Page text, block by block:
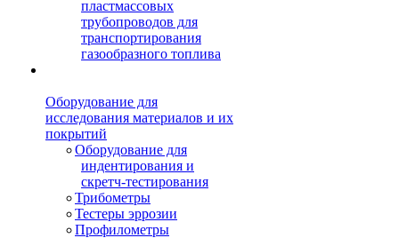
пластмассовых
трубопроводов для
транспортирования
газообразного топлива
Оборудование для
исследования материалов и их
покрытий
Оборудование для
индентирования и
скретч-тестирования
Трибометры
Тестеры эррозии
Профилометры